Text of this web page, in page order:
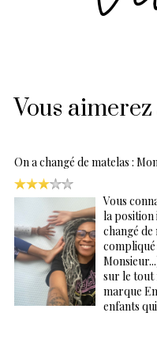
Vous
On a changé de matelas :
Vous
la position
changé de
compliqué
sur le tout
marque
enfants